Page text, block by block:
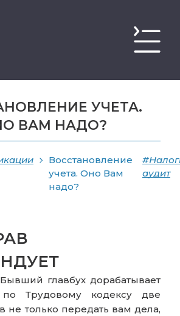
УЧЕТА.
ВАМ НАДО?
Восстановление
учета. Оно Вам
надо?
аудит
главбух дорабатывает
Трудовому кодексу две
не только передать вам дела,